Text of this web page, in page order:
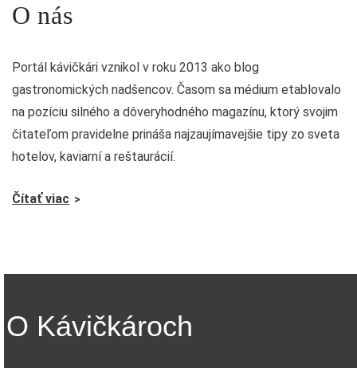
O nás
Portál kávičkári vznikol v roku 2013 ako blog
gastronomických nadšencov. Časom sa médium etablovalo
na pozíciu silného a dôveryhodného magazínu, ktorý svojim
čitateľom pravidelne prináša najzaujímavejšie tipy zo sveta
hotelov, kaviarní a reštaurácií.
Čítať viac
O Kávičkároch